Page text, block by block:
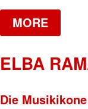
MORE
ELBA
Die